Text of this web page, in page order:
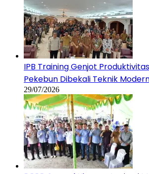
IPB Training Genjot Produktivitas
Pekebun Dibekali Teknik
29/07/2026